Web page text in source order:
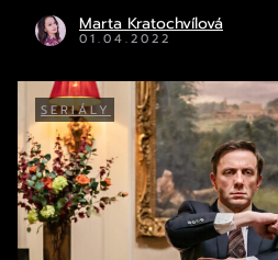
Marta Kratochvílová
01.04.2022
SERIÁLY